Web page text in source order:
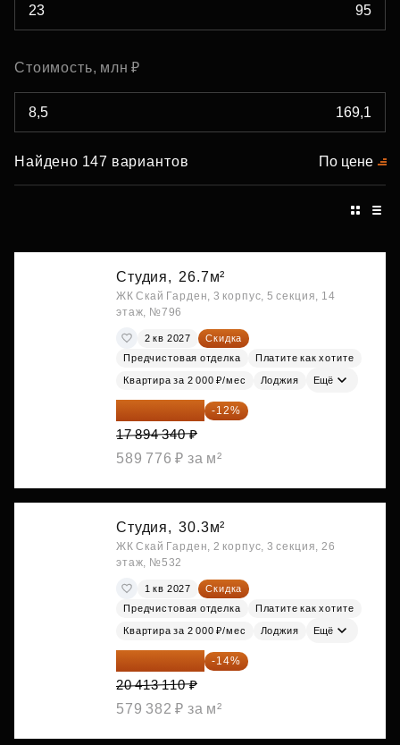
Стоимость, млн ₽
Найдено 147 вариантов По цене
Студия, 26.7м²
ЖК Скай Гарден, 3 корпус, 5 секция, 14
этаж, №796
2 кв 2027
Скидка
Предчистовая отделка
Платите как хотите
Квартира за 2 000 ₽/мес Лоджия Ещё
15 747 019 ₽ -12%
17 894 340 ₽
589 776 ₽ за м²
Студия, 30.3м²
ЖК Скай Гарден, 2 корпус, 3 секция, 26
этаж, №532
1 кв 2027
Скидка
Предчистовая отделка
Платите как хотите
Квартира за 2 000 ₽/мес Лоджия Ещё
17 555 275 ₽ -14%
20 413 110 ₽
579 382 ₽ за м²